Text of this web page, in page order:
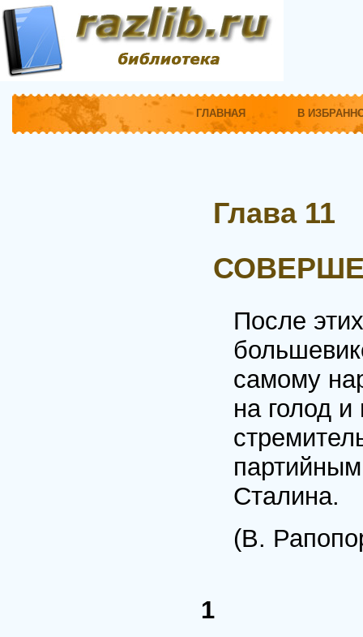
ГЛАВНАЯ В
Глава 11
После
самому
на голод
Сталина.
(В.
1